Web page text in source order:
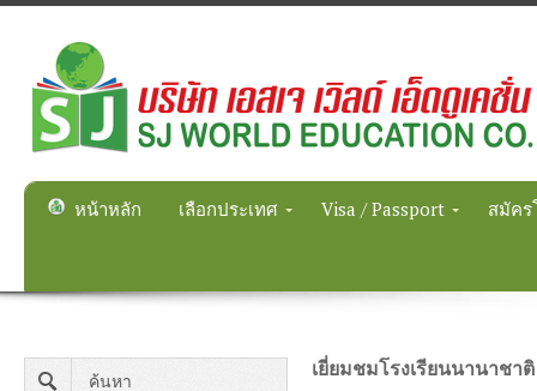
หน้าหลัก เลือกประเทศ Visa / Passport สมัคร
เยี่ยมชมโรงเรียนนานาชา